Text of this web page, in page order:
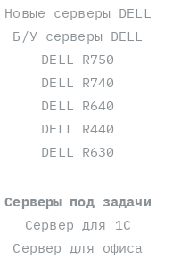
Новые серверы DELL
Б/У серверы DELL
DELL R750
DELL R740
DELL R640
DELL R440
DELL R630
Серверы под задачи
Сервер для 1С
Сервер для офиса